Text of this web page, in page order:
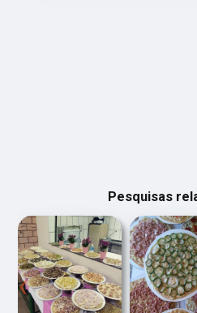
Pesquisas
‹